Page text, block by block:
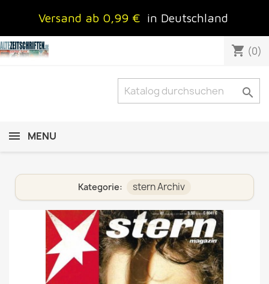
Versand ab 0,99 € in Deutschland
shopping_cart (0)

MENU
Kategorie: stern Archiv